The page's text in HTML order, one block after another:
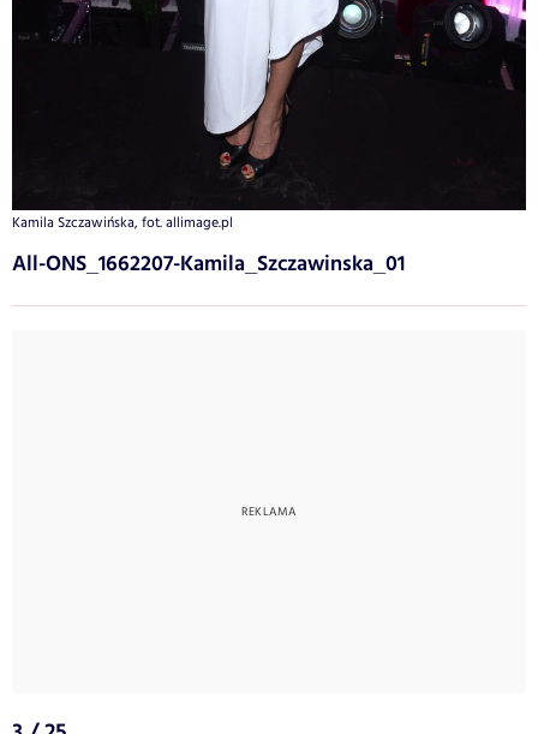
Kamila Szczawińska, fot. allimage.pl
All-ONS_1662207-Kamila_Szczawinska_01